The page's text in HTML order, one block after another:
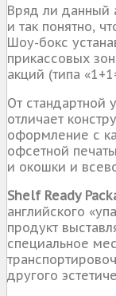
Вряд ли данный
и так понятно,
Шоу-бокс
прикассовых
акций (типа
От стандартной
отличает
оформление с
офсетной
и окошки и
Shelf Ready
английского
продукт
специальное
другого